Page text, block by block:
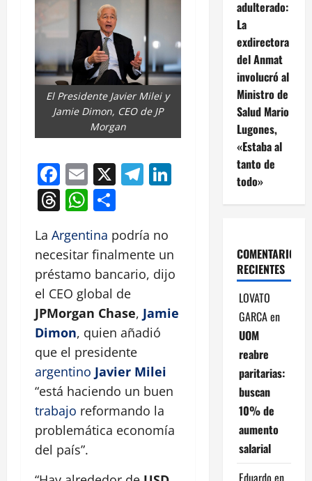
El Presidente Javier Milei y
Jamie Dimon, CEO de JP
Morgan
Facebook
Email
X Telegram
LinkedIn
Threads
WhatsApp
La Argentina podría no
necesitar finalmente un
préstamo bancario, dijo
el CEO global de
JPMorgan Chase, Jamie
Dimon, quien añadió
que el presidente
argentino Javier Milei
“está haciendo un buen
trabajo reformando la
problemática economía
del país”.
adulterado:
La
exdirectora
del Anmat
involucró al
Ministro de
Salud Mario
Lugones,
«Estaba al
tanto de
todo»
COMENTARIOS
RECIENTES
LOVATO
GARCAen
UOM
reabre
paritarias:
buscan
10% de
aumento
salarial
Eduardo en